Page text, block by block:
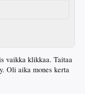
vaikka klikkaa. Taitaa
Oli aika mones kerta